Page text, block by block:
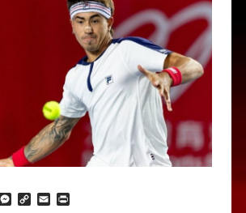
M C
E
P